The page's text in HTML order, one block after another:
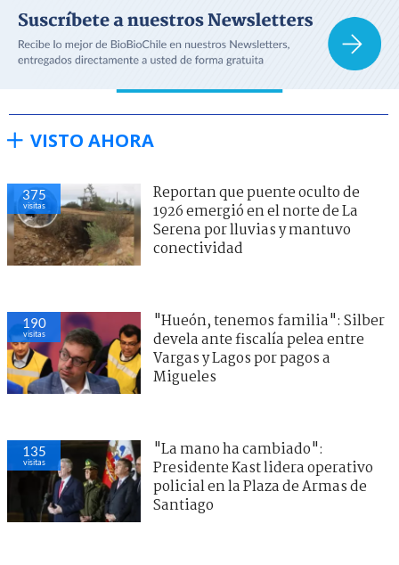
VISTO AHORA
375
visitas
Reportan que puente oculto de
1926 emergió en el norte de La
Serena por lluvias y mantuvo
conectividad
190
visitas
"Hueón, tenemos familia": Silber
devela ante fiscalía pelea entre
Vargas y Lagos por pagos a
Migueles
135
visitas
"La mano ha cambiado":
Presidente Kast lidera operativo
policial en la Plaza de Armas de
Santiago